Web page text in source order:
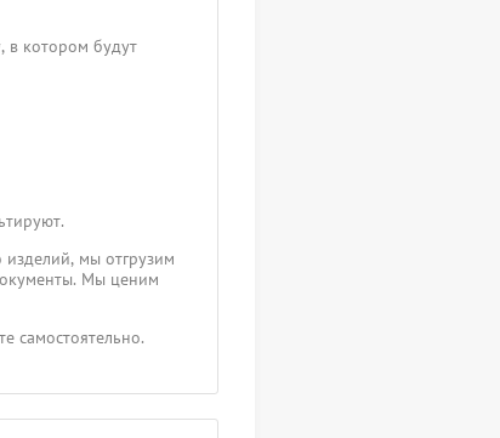
в котором будут
мы отгрузим
Мы ценим
самостоятельно.